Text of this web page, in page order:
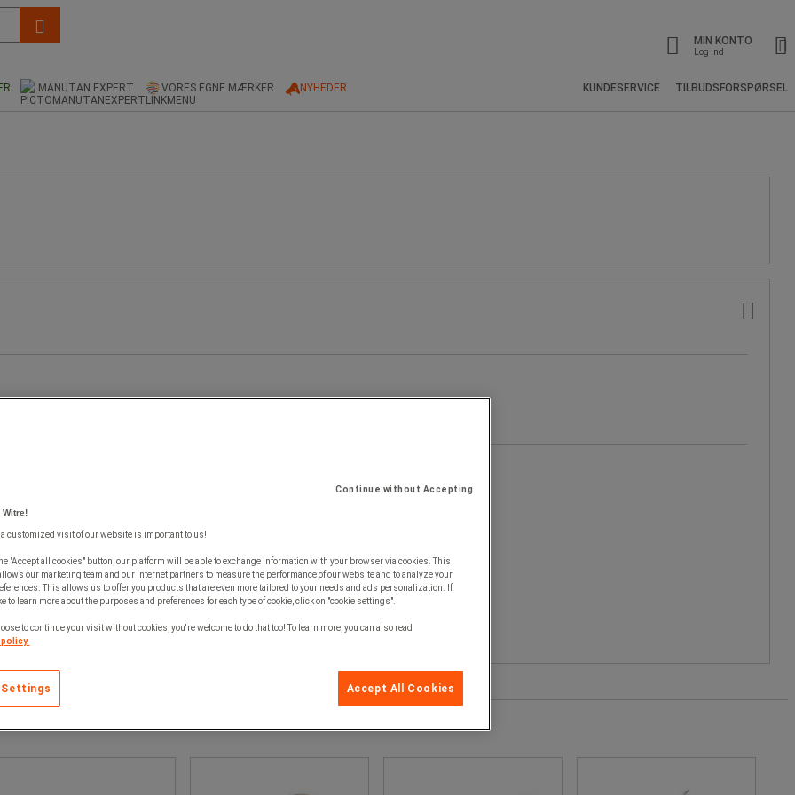
MIN KONTO
Log ind
MANUTAN EXPERT VORES EGNE MÆRKER NYHEDER KUNDESERVICE TILBUDSFORSPØRSEL
Continue without Accepting
Witre!
customized visit of our website is important to us!
"Accept all cookies" button, our platform will be able to exchange information with your browser via cookies. This
our marketing team and our internet partners to measure the performance of our website and to analyze your
This allows us to offer you products that are even more tailored to your needs and ads personalization. If
to learn more about the purposes and preferences for each type of cookie, click on "cookie settings".
to continue your visit without cookies, you're welcome to do that too! To learn more, you can also read
Accept All Cookies